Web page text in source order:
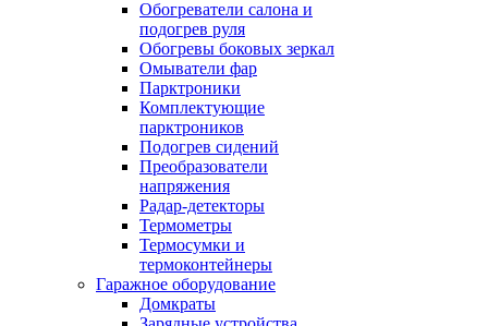
Обогреватели салона и
подогрев руля
Обогревы боковых зеркал
Омыватели фар
Парктроники
Комплектующие
парктроников
Подогрев сидений
Преобразователи
напряжения
Радар-детекторы
Термометры
Термосумки и
термоконтейнеры
Гаражное оборудование
Домкраты